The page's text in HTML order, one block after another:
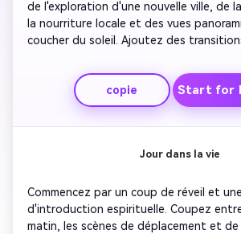
de l'exploration d'une nouvelle ville, de
la nourriture locale et des vues
coucher du soleil. Ajoutez des
décrivant chaque activité. Associez
fond optimiste qui correspond à
Terminez avec une boucle de photos de
dans la caméra alors que l'horizon de la
copie Start for
Jour dans la vie
Commencez par un coup de réveil et
d'introduction espirituelle. Coupez
matin, les scènes de déplacement et de